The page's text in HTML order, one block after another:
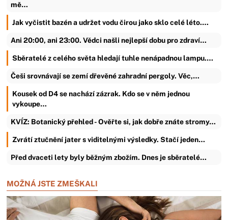
mě…
Jak vyčistit bazén a udržet vodu čirou jako sklo celé léto.…
Ani 20:00, ani 23:00. Vědci našli nejlepší dobu pro zdraví…
Sběratelé z celého světa hledají tuhle nenápadnou lampu.…
Češi srovnávají se zemí dřevěné zahradní pergoly. Věc,…
Kousek od D4 se nachází zázrak. Kdo se v něm jednou
vykoupe…
KVÍZ: Botanický přehled - Ověřte si, jak dobře znáte stromy…
Zvrátí ztučnění jater s viditelnými výsledky. Stačí jeden…
Před dvaceti lety byly běžným zbožím. Dnes je sběratelé…
MOŽNÁ JSTE ZMEŠKALI